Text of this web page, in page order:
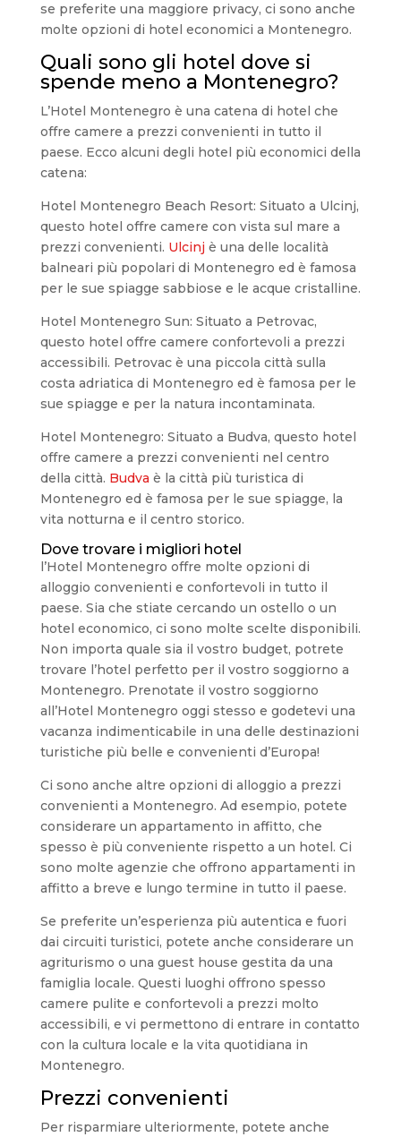
se preferite una maggiore privacy, ci sono anche
molte opzioni di hotel economici a Montenegro.
Quali sono gli hotel dove si
spende meno a Montenegro?
L’Hotel Montenegro è una catena di hotel che
offre camere a prezzi convenienti in tutto il
paese. Ecco alcuni degli hotel più economici della
catena:
Hotel Montenegro Beach Resort: Situato a Ulcinj,
questo hotel offre camere con vista sul mare a
prezzi convenienti. Ulcinj è una delle località
balneari più popolari di Montenegro ed è famosa
per le sue spiagge sabbiose e le acque cristalline.
Hotel Montenegro Sun: Situato a Petrovac,
questo hotel offre camere confortevoli a prezzi
accessibili. Petrovac è una piccola città sulla
costa adriatica di Montenegro ed è famosa per le
sue spiagge e per la natura incontaminata.
Hotel Montenegro: Situato a Budva, questo hotel
offre camere a prezzi convenienti nel centro
della città. Budva è la città più turistica di
Montenegro ed è famosa per le sue spiagge, la
vita notturna e il centro storico.
Dove trovare i migliori hotel
l’Hotel Montenegro offre molte opzioni di
alloggio convenienti e confortevoli in tutto il
paese. Sia che stiate cercando un ostello o un
hotel economico, ci sono molte scelte disponibili.
Non importa quale sia il vostro budget, potrete
trovare l’hotel perfetto per il vostro soggiorno a
Montenegro. Prenotate il vostro soggiorno
all’Hotel Montenegro oggi stesso e godetevi una
vacanza indimenticabile in una delle destinazioni
turistiche più belle e convenienti d’Europa!
Ci sono anche altre opzioni di alloggio a prezzi
convenienti a Montenegro. Ad esempio, potete
considerare un appartamento in affitto, che
spesso è più conveniente rispetto a un hotel. Ci
sono molte agenzie che offrono appartamenti in
affitto a breve e lungo termine in tutto il paese.
Se preferite un’esperienza più autentica e fuori
dai circuiti turistici, potete anche considerare un
agriturismo o una guest house gestita da una
famiglia locale. Questi luoghi offrono spesso
camere pulite e confortevoli a prezzi molto
accessibili, e vi permettono di entrare in contatto
con la cultura locale e la vita quotidiana in
Montenegro.
Prezzi convenienti
Per risparmiare ulteriormente, potete anche